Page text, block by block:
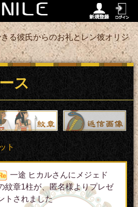
る彼氏からのお礼とレン彼オリジ
ス
ト
一途 ヒカルさんにメジェド
紋章1柱が、匿名様よりプレゼ
トされました